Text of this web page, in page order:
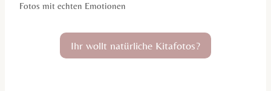
Fotos mit echten Emotionen
Ihr wollt natürliche Kitafotos?